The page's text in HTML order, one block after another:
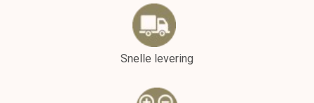
Snelle levering